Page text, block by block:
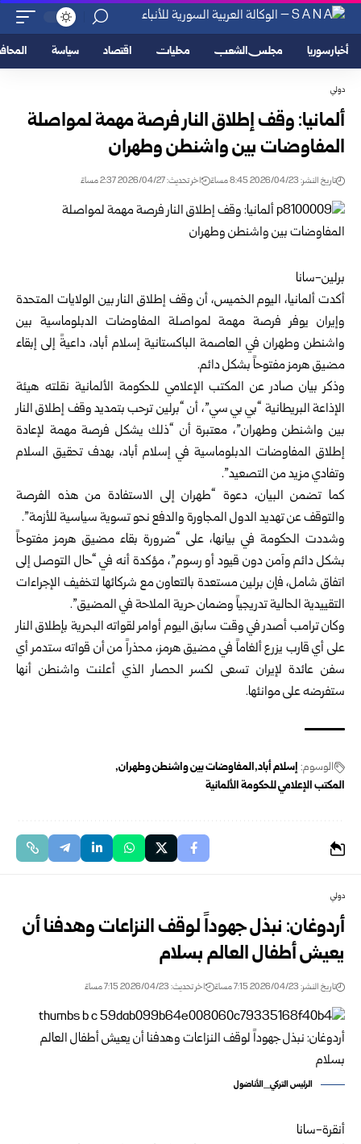
أخبار سوريا مجلس الشعب محليات اقتصاد سياسة
دولي
ألمانيا: وقف إطلاق النار فرصة مهمة لمواصلة
المفاوضات بين واشنطن وطهران
تاريخ النشر: 2026/04/23 8:45 مساءً اخر تحديث: 2026/04/27 2:37 مساءً
برلين-سانا
أكدت ألمانيا، اليوم الخميس، أن وقف إطلاق النار بين الولايات المتحدة
وإيران يوفر فرصة مهمة لمواصلة المفاوضات الدبلوماسية بين
واشنطن وطهران في العاصمة الباكستانية إسلام أباد، داعيةً إلى إبقاء
مضيق هرمز مفتوحاً بشكل دائم.
وذكر بيان صادر عن المكتب الإعلامي للحكومة الألمانية نقلته هيئة
الإذاعة البريطانية “بي بي سي”، أن “برلين ترحب بتمديد وقف إطلاق النار
بين واشنطن وطهران”، معتبرة أن “ذلك يشكل فرصة مهمة لإعادة
إطلاق المفاوضات الدبلوماسية في إسلام أباد، بهدف تحقيق السلام
وتفادي مزيد من التصعيد”.
كما تضمن البيان، دعوة “طهران إلى الاستفادة من هذه الفرصة
والتوقف عن تهديد الدول المجاورة والدفع نحو تسوية سياسية للأزمة”.
وشددت الحكومة في بيانها، على “ضرورة بقاء مضيق هرمز مفتوحاً
بشكل دائم وآمن دون قيود أو رسوم”، مؤكدة أنه في “حال التوصل إلى
اتفاق شامل، فإن برلين مستعدة بالتعاون مع شركائها لتخفيف الإجراءات
التقييدية الحالية تدريجياً وضمان حرية الملاحة في المضيق”.
وكان ترامب أصدر في وقت سابق اليوم أوامر لقواته البحرية بإطلاق النار
على أي قارب يزرع ألغاماً في مضيق هرمز، محذراً من أن قواته ستدمر أي
سفن عائدة لإيران تسعى لكسر الحصار الذي أعلنت واشنطن أنها
ستفرضه على موانئها.
الوسوم: إسلام أباد المفاوضات بين واشنطن وطهران
المكتب الإعلامي للحكومة الألمانية
دولي
أردوغان: نبذل جهوداً لوقف النزاعات وهدفنا أن
يعيش أطفال العالم بسلام
تاريخ النشر: 2026/04/23 7:15 مساءً اخر تحديث: 2026/04/23 7:15 مساءً
الرئيس التركي_الأناضول
أنقرة-سانا